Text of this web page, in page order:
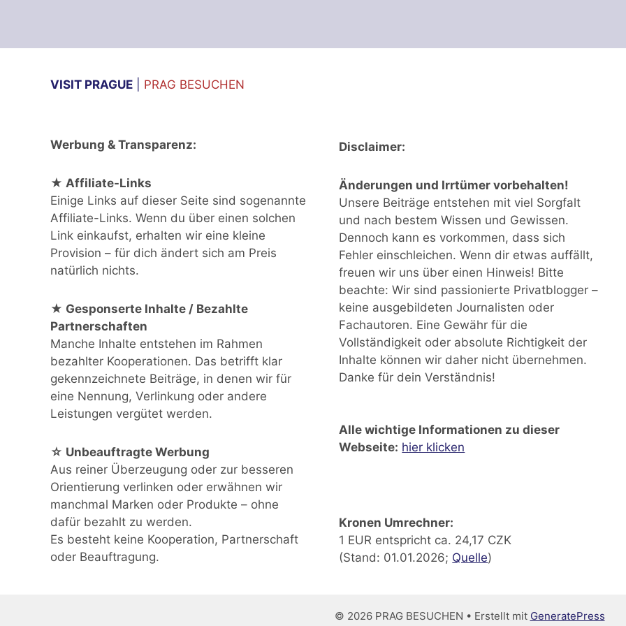
VISIT PRAGUE PRAG BESUCHEN
Werbung & Transparenz:
★ Affiliate-Links
Einige Links auf dieser Seite sind sogenannte
Affiliate-Links. Wenn du über einen solchen
Link einkaufst, erhalten wir eine kleine
Provision – für dich ändert sich am Preis
natürlich nichts.
★ Gesponserte Inhalte / Bezahlte
Partnerschaften
Manche Inhalte entstehen im Rahmen
bezahlter Kooperationen. Das betrifft klar
gekennzeichnete Beiträge, in denen wir für
eine Nennung, Verlinkung oder andere
Leistungen vergütet werden.
☆ Unbeauftragte Werbung
Aus reiner Überzeugung oder zur besseren
Orientierung verlinken oder erwähnen wir
manchmal Marken oder Produkte – ohne
dafür bezahlt zu werden.
Es besteht keine Kooperation, Partnerschaft
oder Beauftragung.
Disclaimer:
Änderungen und Irrtümer vorbehalten!
Unsere Beiträge entstehen mit viel Sorgfalt
und nach bestem Wissen und Gewissen.
Dennoch kann es vorkommen, dass sich
Fehler einschleichen. Wenn dir etwas auffällt,
freuen wir uns über einen Hinweis! Bitte
beachte: Wir sind passionierte Privatblogger –
keine ausgebildeten Journalisten oder
Fachautoren. Eine Gewähr für die
Vollständigkeit oder absolute Richtigkeit der
Inhalte können wir daher nicht übernehmen.
Danke für dein Verständnis!
Alle wichtige Informationen zu dieser
Webseite: hier klicken
Kronen Umrechner:
1 EUR entspricht ca. 24,17 CZK
(Stand: 01.01.2026; Quelle)
© 2026 PRAG BESUCHEN • Erstellt mit GeneratePress